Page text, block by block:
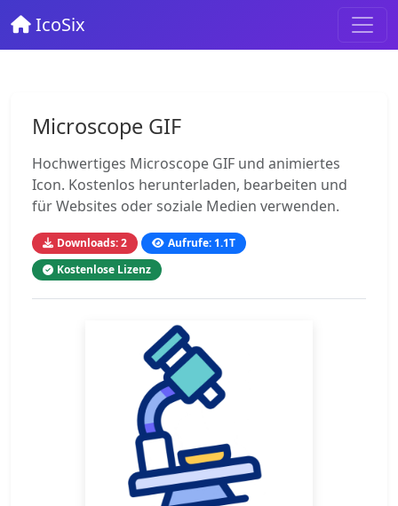
IcoSix
Microscope GIF
Hochwertiges Microscope GIF und animiertes
Icon. Kostenlos herunterladen, bearbeiten und
für Websites oder soziale Medien verwenden.
Downloads: 2
Aufrufe: 1.1T
Kostenlose Lizenz